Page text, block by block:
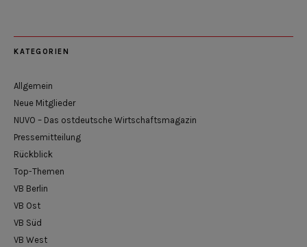
KATEGORIEN
Allgemein
Neue Mitglieder
NUVO – Das ostdeutsche Wirtschaftsmagazin
Pressemitteilung
Rückblick
Top-Themen
VB Berlin
VB Ost
VB Süd
VB West